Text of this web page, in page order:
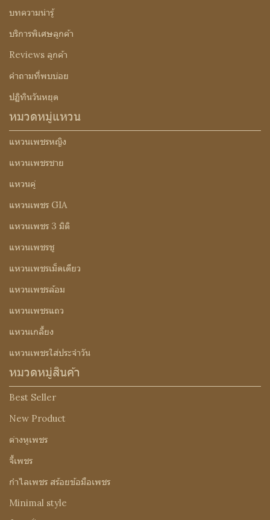
บทความน่ารู้
บริการพิเศษลูกค้า
Reviews ลูกค้า
คำถามที่พบบ่อย
ปฏิทินวันหยุด
หมวดหมู่แหวน
แหวนเพชรหญิง
แหวนเพชรชาย
แหวนคู่
แหวนเพชร GIA
แหวนเพชร 3 มิติ
แหวนเพชรชู
แหวนเพชรเม็ดเดียว
แหวนเพชรล้อม
แหวนเพชรแถว
แหวนเกลี้ยง
แหวนเพชรใส่ประจำวัน
หมวดหมู่สินค้า
Best Seller
New Product
ต่างหูเพชร
จี้เพชร
กำไลเพชร สร้อยข้อมือเพชร
Minimal style